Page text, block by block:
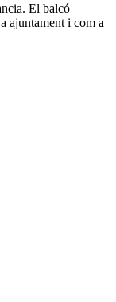
El balcó
ajuntament i com a